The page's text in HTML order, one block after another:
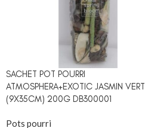
SACHET POT POURRI
ATMOSPHERA+EXOTIC JASMIN VERT
(9X35CM) 200G DB300001
Pots pourri